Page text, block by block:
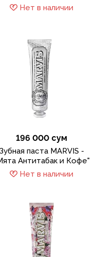
Нет в наличии
196 000 сум
Зубная паста MARVIS -
Антитабак и Кофе"
Нет в наличии